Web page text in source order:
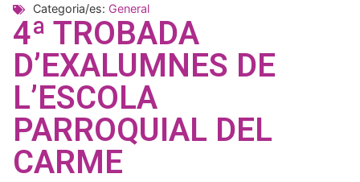
Categoria/es: General
4ª TROBADA
D’EXALUMNES DE
L’ESCOLA
PARROQUIAL DEL
CARME